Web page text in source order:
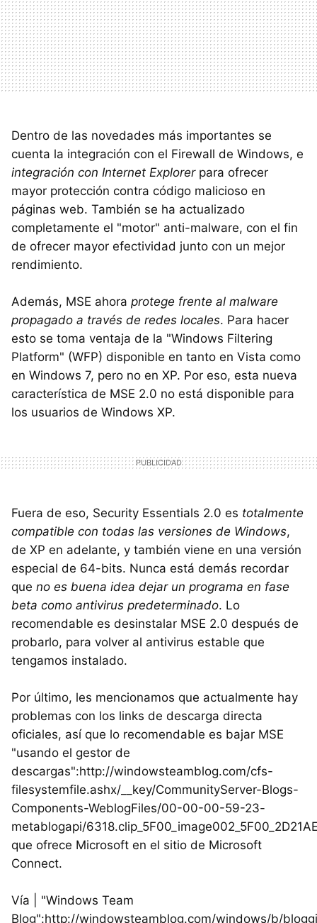
Dentro de las novedades más importantes se
cuenta la integración con el Firewall de Windows, e
integración con Internet Explorerpara ofrecer
mayor protección contra código malicioso en
páginas web. También se ha actualizado
completamente el "motor" anti-malware, con el fin
de ofrecer mayor efectividad junto con un mejor
rendimiento.
Además, MSE ahora protege frente al malware
propagado a través de redes locales. Para hacer
esto se toma ventaja de la "Windows Filtering
Platform" (WFP) disponible en tanto en Vista como
en Windows 7, pero no en XP. Por eso, esta nueva
característica de MSE 2.0 no está disponible para
los usuarios de Windows XP.
Fuera de eso, Security Essentials 2.0 es totalmente
compatible con todas las versiones de Windows,
de XP en adelante, y también viene en una versión
especial de 64-bits. Nunca está demás recordar
que no es buena idea dejar un programa en fase
beta como antivirus predeterminado. Lo
recomendable es desinstalar MSE 2.0 después de
probarlo, para volver al antivirus estable que
tengamos instalado.
Por último, les mencionamos que actualmente hay
problemas con los links de descarga directa
oficiales, así que lo recomendable es bajar MSE
"usando el gestor de
descargas":http://windowsteamblog.com/cfs-
filesystemfile.ashx/__key/CommunityServer-Blogs-
Components-WeblogFiles/00-00-00-59-23-
metablogapi/
que ofrece Microsoft en el sitio de Microsoft
Connect.
Vía | "Windows Team
Blog":http://windowsteamblog.com/windows/b/